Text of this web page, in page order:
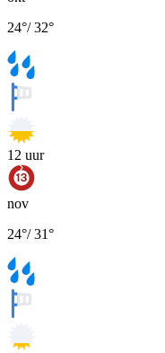
24°/32°
12 uur
nov
24°/31°